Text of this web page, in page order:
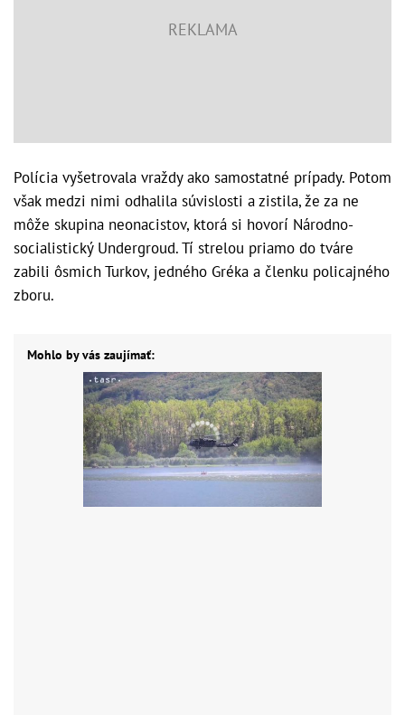
Polícia vyšetrovala vraždy ako samostatné prípady. Potom
však medzi nimi odhalila súvislosti a zistila, že za ne
môže skupina neonacistov, ktorá si hovorí Národno-
socialistický Undergroud. Tí strelou priamo do tváre
zabili ôsmich Turkov, jedného Gréka a členku policajného
zboru.
Mohlo by vás zaujímať: